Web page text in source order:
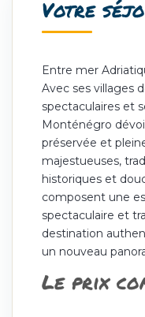
Votre
Entre mer
Avec ses villages
spectaculaires et
Monténégro
préservée et
majestueuses,
historiques et
composent une
spectaculaire et
destination
un nouveau
Le prix